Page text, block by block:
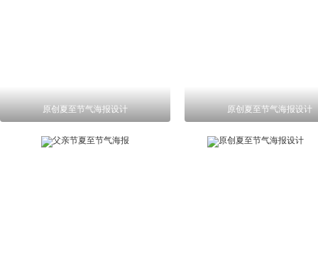
原创夏至节气海报设计 原创夏至节气海报设计